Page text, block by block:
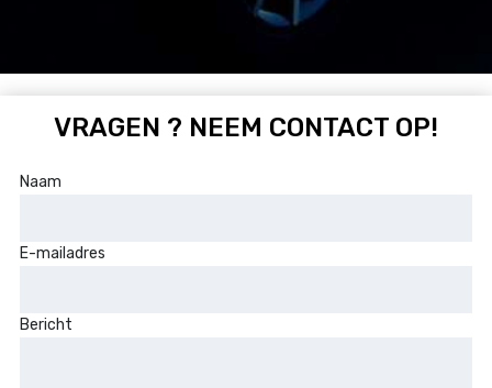
VRAGEN ? NEEM CONTACT OP!
Naam
E-mailadres
Bericht